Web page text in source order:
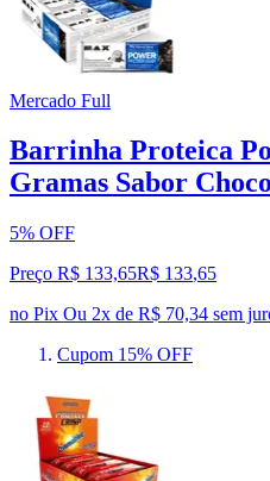
Mercado Full
Barrinha Proteica
Gramas Sabor
5% OFF
Preço R$ 133,65R$ 133,65
no Pix Ou 2x de R$ 70,34 sem
Cupom 15% OFF